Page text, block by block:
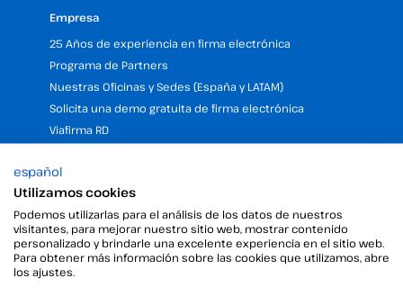
Empresa
25 Años de experiencia en firma electrónica
Programa de Partners
Nuestras Oficinas y Sedes (España y LATAM)
Solicita una demo gratuita de firma electrónica
Viafirma RD
Recursos
Blog
Centro de Ayuda
API
español
Utilizamos cookies
Podemos utilizarlas para el análisis de los datos de nuestros
visitantes, para mejorar nuestro sitio web, mostrar contenido
personalizado y brindarle una excelente experiencia en el sitio web.
Para obtener más información sobre las cookies que utilizamos, abre
los ajustes.